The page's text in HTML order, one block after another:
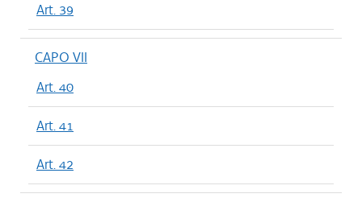
Art. 39
CAPO VII
Art. 40
Art. 41
Art. 42